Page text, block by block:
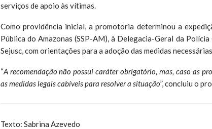
serviços de apoio às vítimas.
Como providência inicial, a promotoria determinou a
Pública do Amazonas (SSP-AM), à Delegacia-Geral da
Sejusc, com orientações para a adoção das medidas
“A recomendação não possui caráter obrigatório, mas, caso as
as medidas legais cabíveis para resolver a situação”, concluiu o
Texto: Sabrina Azevedo